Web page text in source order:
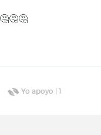
Yo apoyo |1